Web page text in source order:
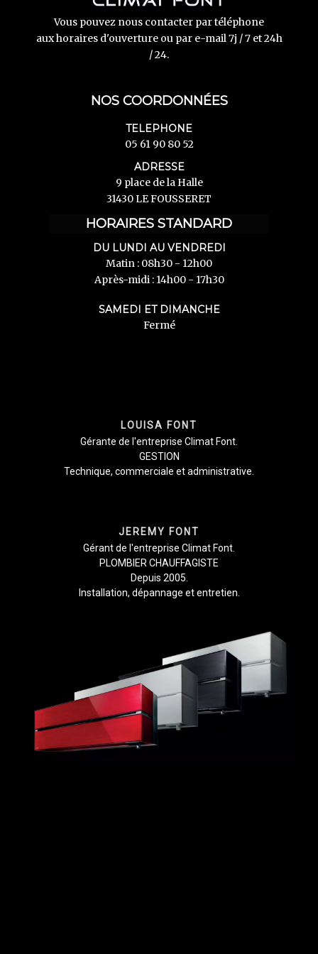
Vous pouvez nous contacter par téléphone
aux horaires d'ouverture ou par e-mail 7j / 7 et 24h
/ 24.
NOS COORDONNÉES
TELEPHONE
05 61 90 80 52
ADRESSE
9 place de la Halle
31430 LE FOUSSERET
HORAIRES STANDARD
DU LUNDI AU VENDREDI
Matin : 08h30 - 12h00
Après-midi : 14h00 - 17h30
SAMEDI ET DIMANCHE
Fermé
LOUISA FONT
Gérante de l'entreprise Climat Font.
GESTION
Technique, commerciale et administrative.
JEREMY FONT
Gérant de l'entreprise Climat Font.
PLOMBIER CHAUFFAGISTE
Depuis 2005.
Installation, dépannage et entretien.